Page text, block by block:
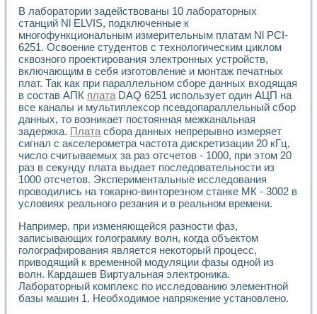
Лабораторные практикумы по информационно-
Виртуальный измеритель частотных характеристик на
Лабораторный практикум по основам теории Коммутации
Разработка виртуальной лабораторной работы
Виртуальные практикумы по электротехнике в среде
Из опыта внедрения в рамках национального проекта
Исследование эффективности решателей
Опыт разработки LabVIEW лабораторных практикумов
Проблемы повышения качества образования и
Развитие LabVIEW лабораторного практикума по
Разработка виртуальной лаборатории по электротехнике
Усовершенствованные алгоритмы частотного анализа
Об опыте работы учебного центра «Технологии
Технологии NI в магистерской программе «Прикладная
Система диагностики двигателей постоянного тока
Лабораторный практикум по курсу ИИС на базе
Партнеры
Академические и отраслевые институты
Учебные заведения
Бизнес
Контакты
В лаборатории задействованы 10 лабораторных
станций Nl ELVIS, подключенные к
многофункциональным измерительным платам Nl PCI-
6251. Освоение студентов с технологическим циклом
сквозного проектирования электронных устройств,
включающим в себя изготовление и монтаж печатных
плат. Так как при параллельном сборе данных входящая
в состав АПК платаDAQ 6251 использует один АЦП на
все каналы и мультиплексор псевдопараллельный сбор
данных, то возникает постоянная межканальная
задержка. Платасбора данных непрерывно измеряет
сигнал с акселерометра частота дискретизации 20 кГц,
число считываемых за раз отсчетов - 1000, при этом 20
раз в секунду плата выдает последовательности из
1000 отсчетов. Экспериментальные исследования
проводились на токарно-винторезном станке МК - 3002 в
условиях реального резания и в реальном времени.
Например, при изменяющейся разности фаз,
записывающих голограмму волн, когда объектом
голографирования является некоторый процесс,
приводящий к временной модуляции фазы одной из
волн. Кардашев Виртуальная электроника.
Лабораторный комплекс по исследованию элементной
базы машин 1. Необходимое напряжение установлено.